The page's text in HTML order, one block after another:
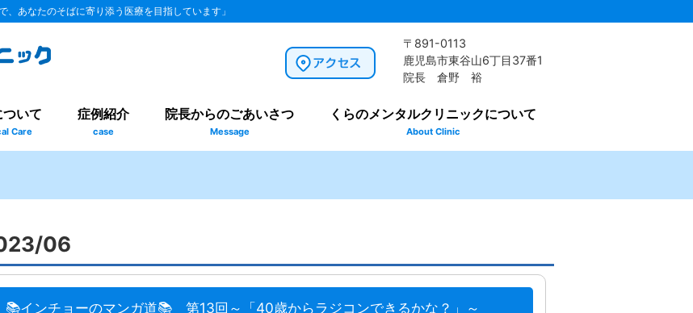
あなたのそばに寄り添う医療を目指しています」
〒891-0113
鹿児島市東谷山6丁目37番1
院長 倉野 裕
いて
Care
症例紹介
case
院長からのごあいさつ
Message
くらのメンタルクリニックについて
About Clinic
06
📚インチョーのマンガ道📚 第13回～「40歳からラジコンできるかな？」～